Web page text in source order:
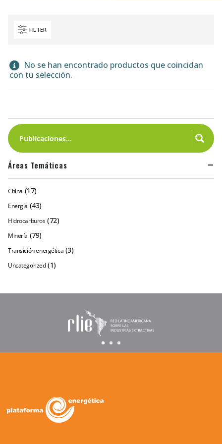
FILTER
No se han encontrado productos que coincidan
con tu selección.
Áreas Temáticas
China (17)
Energía (43)
Hidrocarburos (72)
Minería (79)
Transición energética (3)
Uncategorized (1)